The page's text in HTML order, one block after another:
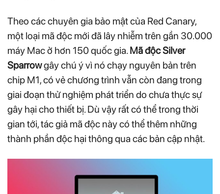
Theo các chuyên gia bảo mật của Red Canary,
một loại mã độc mới đã lây nhiễm trên gần 30.000
máy Mac ở hơn 150 quốc gia. Mã độc Silver
Sparrowgây chú ý vì nó chạy nguyên bản trên
chip M1, có vẻ chương trình vẫn còn đang trong
giai đoạn thử nghiệm phát triển do chưa thực sự
gây hại cho thiết bị. Dù vậy rất có thể trong thời
gian tới, tác giả mã độc này có thể thêm những
thành phần độc hại thông qua các bản cập nhật.